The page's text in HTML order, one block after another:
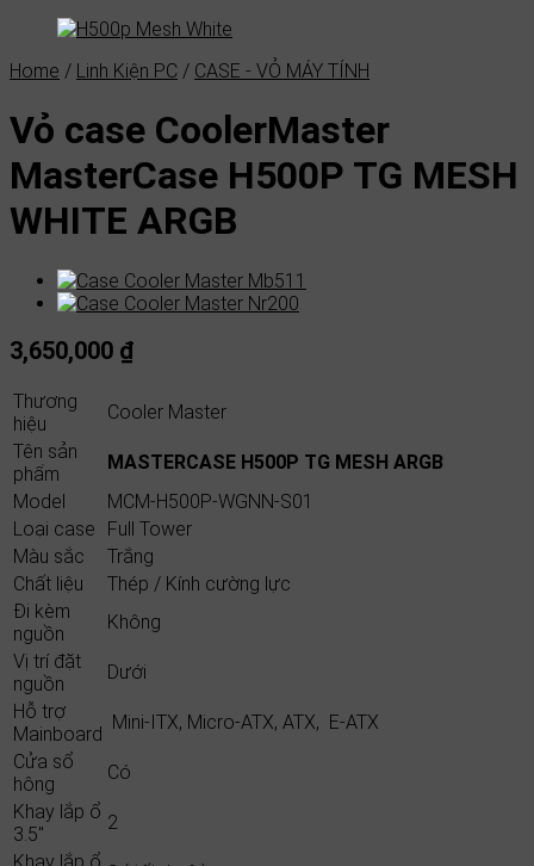
Home / Linh Kiện PC / CASE - VỎ MÁY TÍNH
Vỏ case CoolerMaster
MasterCase H500P TG MESH
WHITE ARGB
3,650,000 ₫
Thương
hiệu
Cooler Master
Tên sản
phẩm
MASTERCASE H500P TG MESH ARGB
Model
MCM-H500P-WGNN-S01
Loại case
Full Tower
Màu sắc
Trắng
Chất liệu
Thép / Kính cường lực
Đi kèm
nguồn
Không
Vị trí đặt
nguồn
Dưới
Hỗ trợ
Mainboard
Mini-ITX, Micro-ATX, ATX, E-ATX
Cửa sổ
hông
Có
Khay lắp ổ
3.5″
2